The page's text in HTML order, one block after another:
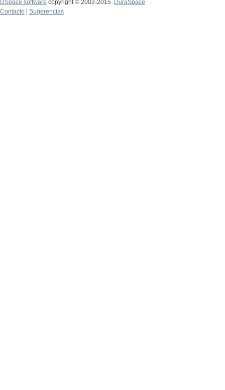
DSpace software copyright © 2002-2015
DuraSpace
Contacto
Sugerencias